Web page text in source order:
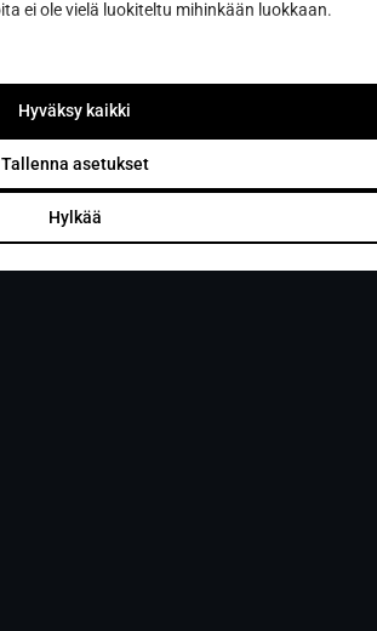
ei ole vielä luokiteltu mihinkään luokkaan.
Hylkää
Tallenna asetukset
Hyväksy kaikki